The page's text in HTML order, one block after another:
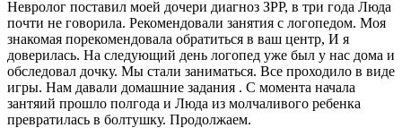
Невролог поставил моей дочери диагноз ЗРР, в три года Люда
почти не говорила. Рекомендовали занятия с логопедом. Моя
знакомая порекомендовала обратиться в ваш центр, И я
доверилась. На следующий день логопед уже был у нас дома и
обследовал дочку. Мы стали заниматься. Все проходило в виде
игры. Нам давали домашние задания . С момента начала
зантяий прошло полгода и Люда из молчаливого ребенка
превратилась в болтушку. Продолжаем.